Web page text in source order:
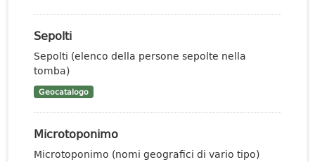
Sepolti
Sepolti (elenco della persone sepolte nella
tomba)
Geocatalogo
Microtoponimo
Microtoponimo (nomi geografici di vario tipo)